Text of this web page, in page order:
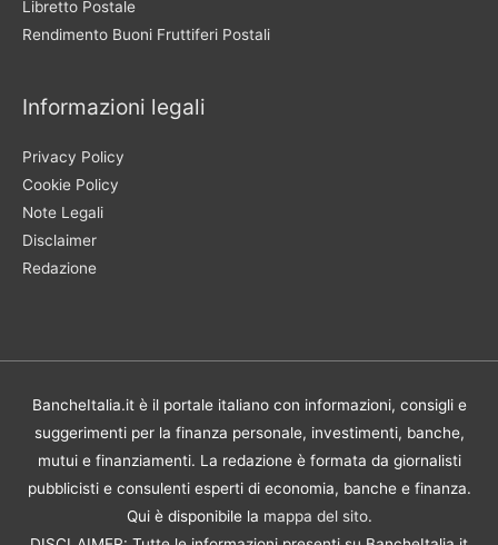
Libretto Postale
Rendimento Buoni Fruttiferi Postali
Informazioni legali
Privacy Policy
Cookie Policy
Note Legali
Disclaimer
Redazione
BancheItalia.it è il portale italiano con informazioni, consigli e
suggerimenti per la finanza personale, investimenti, banche,
mutui e finanziamenti. La redazione è formata da giornalisti
pubblicisti e consulenti esperti di economia, banche e finanza.
Qui è disponibile la mappa del sito.